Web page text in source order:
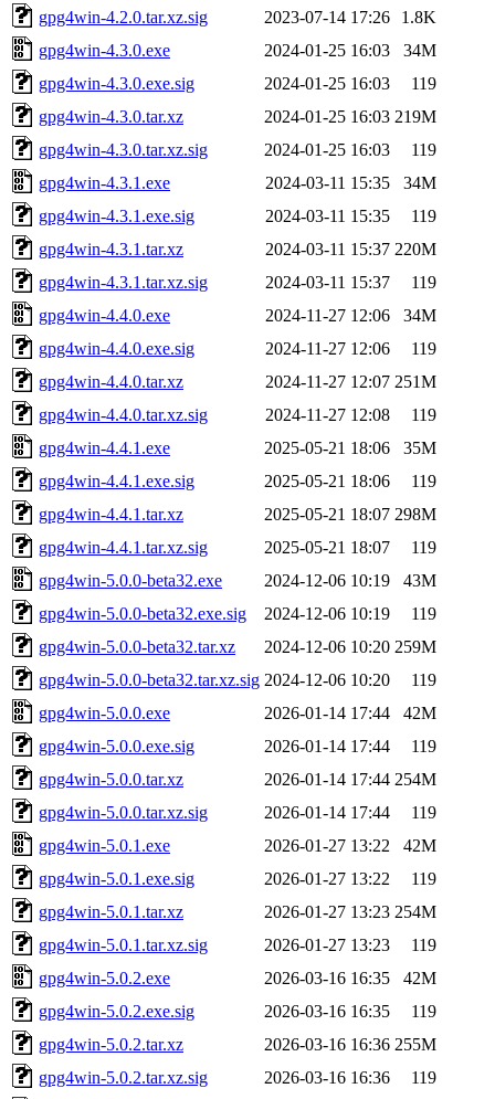
gpg4win-4.2.0.tar.xz.sig 2023-07-14 17:26
1.8K
gpg4win-4.3.0.exe
2024-01-25 16:03
34M
gpg4win-4.3.0.exe.sig
2024-01-25 16:03
119
gpg4win-4.3.0.tar.xz
2024-01-25 16:03 219M
gpg4win-4.3.0.tar.xz.sig
2024-01-25 16:03
119
gpg4win-4.3.1.exe
2024-03-11 15:35
34M
gpg4win-4.3.1.exe.sig
2024-03-11 15:35
119
gpg4win-4.3.1.tar.xz
2024-03-11 15:37 220M
gpg4win-4.3.1.tar.xz.sig
2024-03-11 15:37
119
gpg4win-4.4.0.exe
2024-11-27 12:06
34M
gpg4win-4.4.0.exe.sig
2024-11-27 12:06
119
gpg4win-4.4.0.tar.xz
2024-11-27 12:07 251M
gpg4win-4.4.0.tar.xz.sig
2024-11-27 12:08
119
gpg4win-4.4.1.exe
2025-05-21 18:06
35M
gpg4win-4.4.1.exe.sig
2025-05-21 18:06
119
gpg4win-4.4.1.tar.xz
2025-05-21 18:07 298M
gpg4win-4.4.1.tar.xz.sig
2025-05-21 18:07
119
gpg4win-5.0.0-beta32.exe
2024-12-06 10:19
43M
gpg4win-5.0.0-beta32.exe.sig
2024-12-06 10:19
119
gpg4win-5.0.0-beta32.tar.xz
2024-12-06 10:20 259M
gpg4win-5.0.0-beta32.tar.xz.sig 2024-12-06 10:20
119
gpg4win-5.0.0.exe
2026-01-14 17:44
42M
gpg4win-5.0.0.exe.sig
2026-01-14 17:44
119
gpg4win-5.0.0.tar.xz
2026-01-14 17:44 254M
gpg4win-5.0.0.tar.xz.sig
2026-01-14 17:44
119
gpg4win-5.0.1.exe
2026-01-27 13:22
42M
gpg4win-5.0.1.exe.sig
2026-01-27 13:22
119
gpg4win-5.0.1.tar.xz
2026-01-27 13:23 254M
gpg4win-5.0.1.tar.xz.sig
2026-01-27 13:23
119
gpg4win-5.0.2.exe
2026-03-16 16:35
42M
gpg4win-5.0.2.exe.sig
2026-03-16 16:35
119
gpg4win-5.0.2.tar.xz
2026-03-16 16:36 255M
gpg4win-5.0.2.tar.xz.sig
2026-03-16 16:36
119